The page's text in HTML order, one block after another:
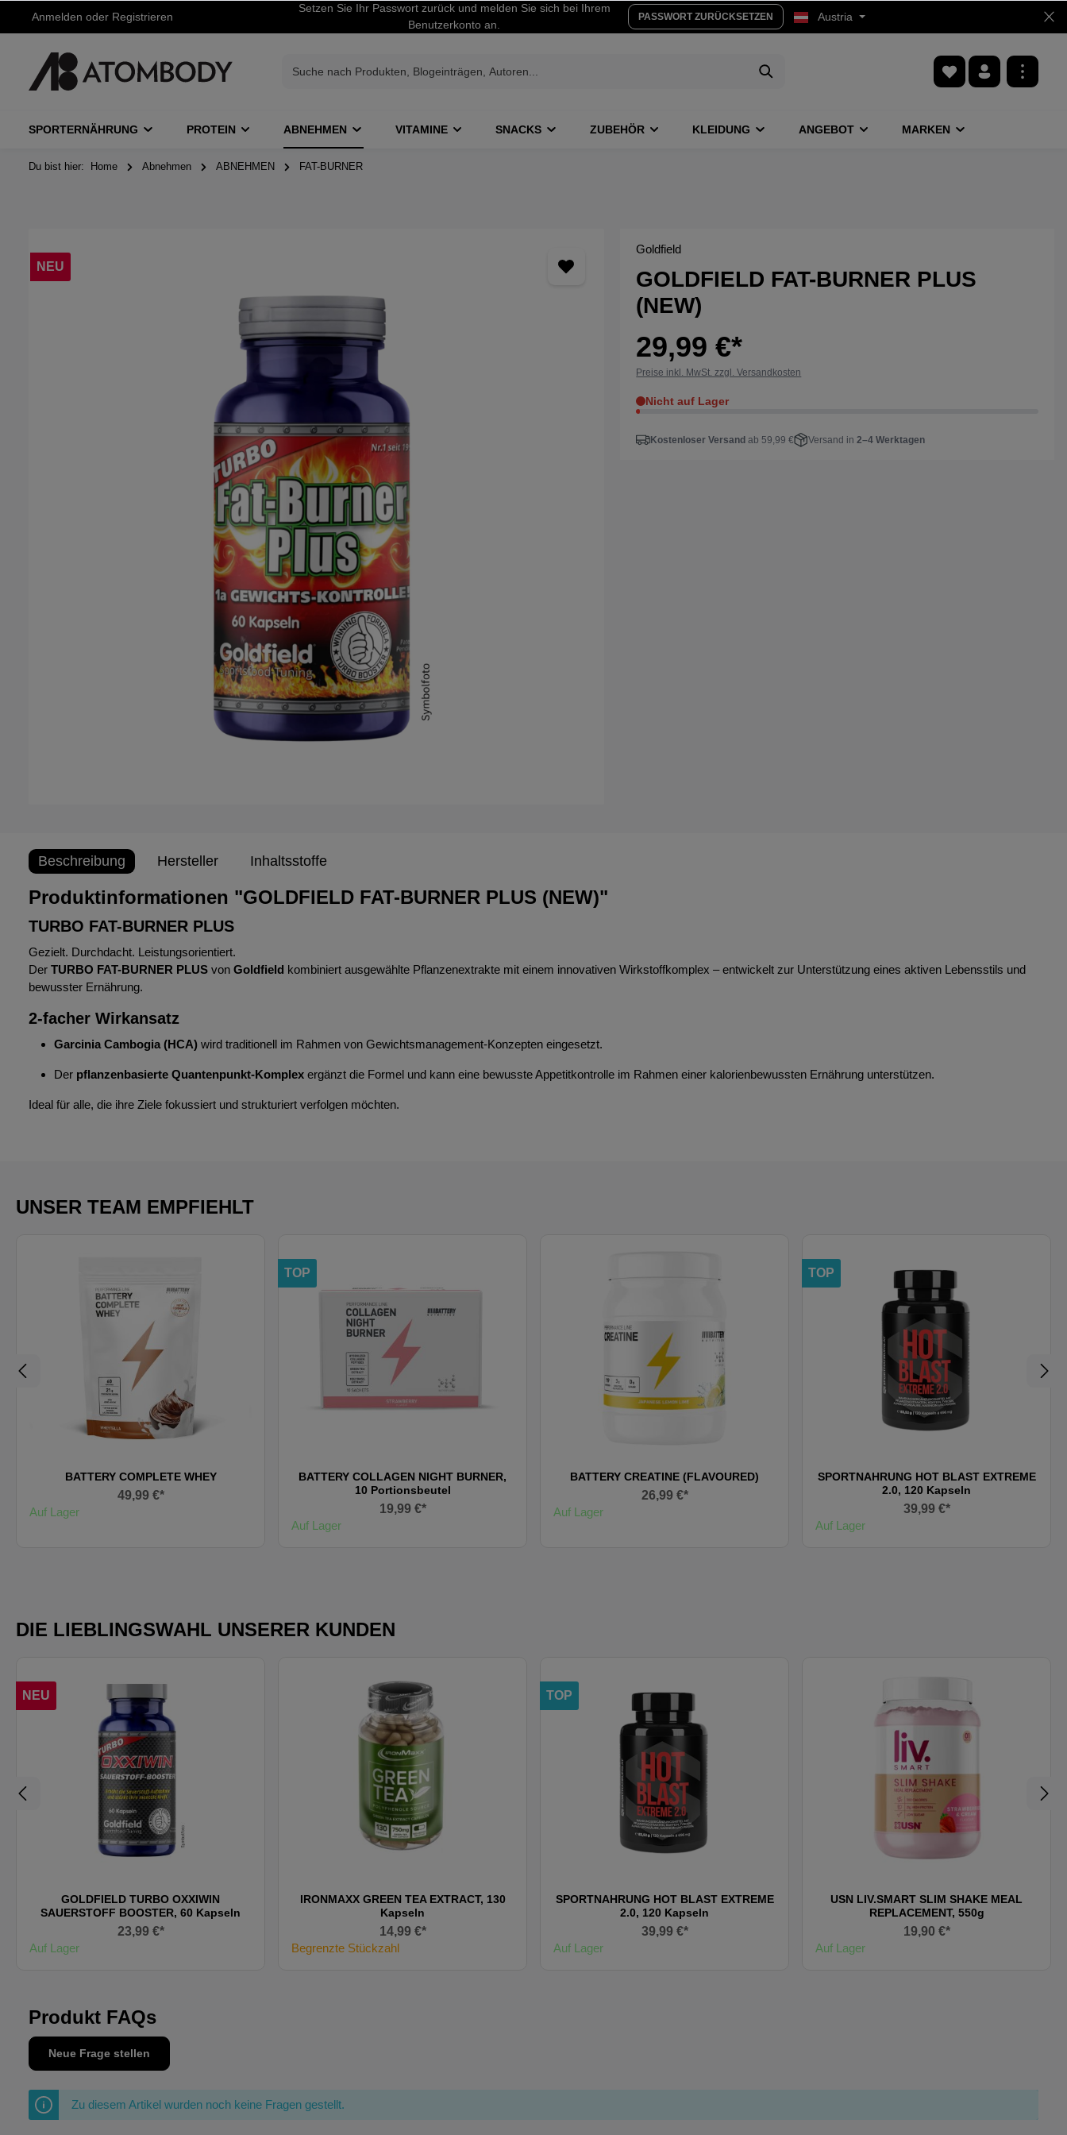
Anmelden oder Registrieren
Setzen Sie Ihr Passwort zurück und melden Sie sich bei Ihrem
Benutzerkonto an.
PASSWORT ZURÜCKSETZEN Austria
SPORTERNÄHRUNG PROTEIN ABNEHMEN VITAMINE SNACKS ZUBEHÖR KLEIDUNG ANGEBOT MARKEN
Du bist hier: Home Abnehmen ABNEHMEN FAT-BURNER
NEU
Goldfield
GOLDFIELD FAT-BURNER PLUS
(NEW)
29,99 €*
Preise inkl. MwSt. zzgl. Versandkosten
Nicht auf Lager
Kostenloser Versand ab 59,99 € Versand in2–4 Werktagen
Beschreibung Hersteller Inhaltsstoffe
Produktinformationen "GOLDFIELD FAT-BURNER PLUS (NEW)"
TURBO FAT-BURNER PLUS
Gezielt. Durchdacht. Leistungsorientiert.
Der TURBO FAT-BURNER PLUS von Goldfield kombiniert ausgewählte Pflanzenextrakte mit einem innovativen Wirkstoffkomplex – entwickelt zur Unterstützung eines aktiven Lebensstils und
bewusster Ernährung.
2-facher Wirkansatz
Garcinia Cambogia (HCA) wird traditionell im Rahmen von Gewichtsmanagement-Konzepten eingesetzt.
Der pflanzenbasierte Quantenpunkt-Komplex ergänzt die Formel und kann eine bewusste Appetitkontrolle im Rahmen einer kalorienbewussten Ernährung unterstützen.
Ideal für alle, die ihre Ziele fokussiert und strukturiert verfolgen möchten.
UNSER TEAM EMPFIEHLT
BATTERY COMPLETE WHEY
49,99 €*
Auf Lager
TOP
BATTERY COLLAGEN NIGHT BURNER,
10 Portionsbeutel
19,99 €*
Auf Lager
BATTERY CREATINE (FLAVOURED)
26,99 €*
Auf Lager
TOP
SPORTNAHRUNG HOT BLAST EXTREME
2.0, 120 Kapseln
39,99 €*
Auf Lager
DIE LIEBLINGSWAHL UNSERER KUNDEN
NEU
GOLDFIELD TURBO OXXIWIN
SAUERSTOFF BOOSTER, 60 Kapseln
23,99 €*
Auf Lager
IRONMAXX GREEN TEA EXTRACT, 130
Kapseln
14,99 €*
Begrenzte Stückzahl
TOP
SPORTNAHRUNG HOT BLAST EXTREME
2.0, 120 Kapseln
39,99 €*
Auf Lager
USN LIV.SMART SLIM SHAKE MEAL
REPLACEMENT, 550g
19,90 €*
Auf Lager
Produkt FAQs
Neue Frage stellen
Zu diesem Artikel wurden noch keine Fragen gestellt.